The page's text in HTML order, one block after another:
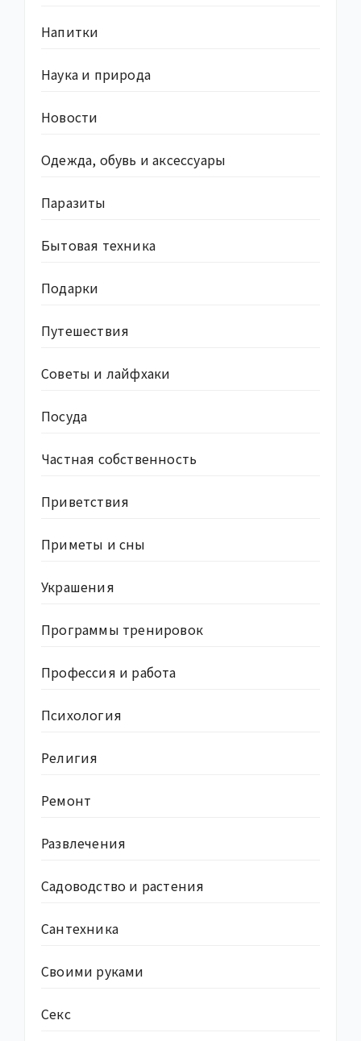
Напитки
Наука и природа
Новости
Одежда, обувь и аксессуары
Паразиты
Бытовая техника
Подарки
Путешествия
Советы и лайфхаки
Посуда
Частная собственность
Приветствия
Приметы и сны
Украшения
Программы тренировок
Профессия и работа
Психология
Религия
Ремонт
Развлечения
Садоводство и растения
Сантехника
Своими руками
Секс